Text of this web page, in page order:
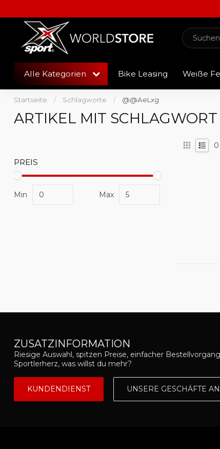
Alle Kategorien Bike Leasing Weiße
Startseite / Schlagworte / @@AeLxg
ARTIKEL MIT SCHLAGWORT
PREIS
Min Max
0
ZUSATZINFORMATION
Riesige Auswahl, spitzen Preise, einfacher
Sportlerherz, was willst du mehr?
KUNDENDIENST UNSERE GESCHÄFTE